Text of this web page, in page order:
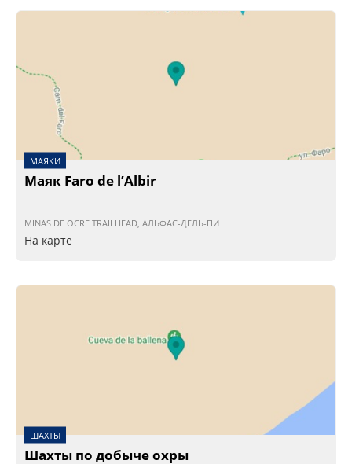
МАЯКИ
Маяк Faro de l’Albir
MINAS DE OCRE TRAILHEAD, АЛЬФАС-ДЕЛЬ-ПИ
На карте
ШАХТЫ
Шахты по добыче охры